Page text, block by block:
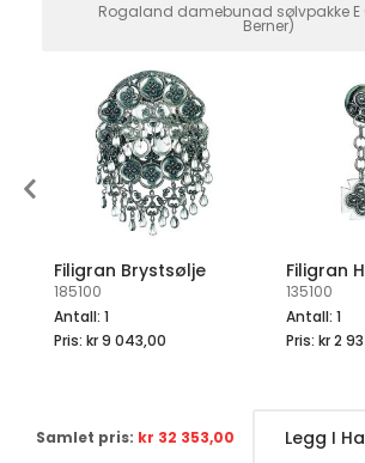
Filigran Brystsølje
185100
Antall: 1
Pris: kr 9 043,00
Filigran
135100
Antall: 1
Pris: kr 2
Samlet pris: kr 32 353,00 Legg I
Rogaland damebunad sølvpakke E
Berner)